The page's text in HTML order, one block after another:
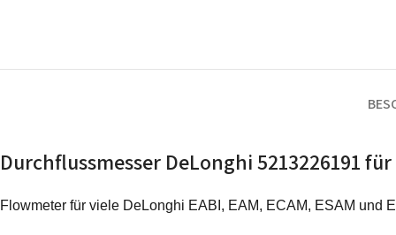
Durchflussmesser DeLonghi 5213226191
Flowmeter für viele DeLonghi EABI, EAM, ECAM, ESAM und